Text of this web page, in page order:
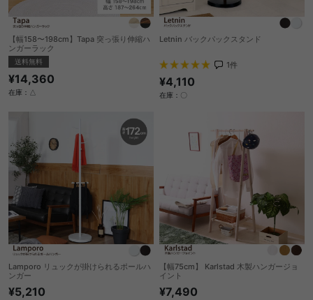
【幅158〜198cm】Tapa 突っ張り伸縮ハ
ンガーラック
送料無料
¥14,360
在庫：△
Letnin バックパックスタンド
1件
¥4,110
在庫：〇
Lamporo リュックが掛けられるポールハ
ンガー
¥5,210
【幅75cm】 Karlstad 木製ハンガージョ
イント
¥7,490